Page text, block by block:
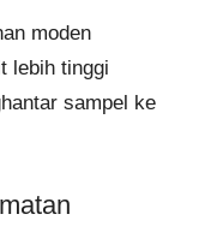
moden
lebih tinggi
sampel ke